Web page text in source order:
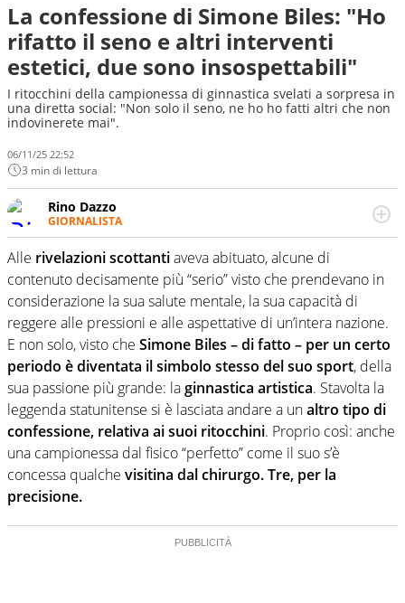
La confessione di Simone Biles: "Ho
rifatto il seno e altri interventi
estetici, due sono insospettabili"
I ritocchini della campionessa di ginnastica svelati a sorpresa in
una diretta social: "Non solo il seno, ne ho ho fatti altri che non
indovinerete mai".
06/11/25 22:52
3 min di lettura
Rino Dazzo
GIORNALISTA
Se mai ci fosse modo di traslare il glossario del calcio in
una nicchia di esperti, lui ne farebbe parte. Non si perde
una svista arbitrale né gli umori social del mondo delle
curve
Alle rivelazioni scottantiaveva abituato, alcune di
contenuto decisamente più “serio” visto che prendevano in
considerazione la sua salute mentale, la sua capacità di
reggere alle pressioni e alle aspettative di un’intera nazione.
E non solo, visto che Simone Biles – di fatto – per un certo
periodo è diventata il simbolo stesso del suo sport, della
sua passione più grande: laginnastica artistica. Stavolta la
leggenda statunitense si è lasciata andare a unaltro tipo di
confessione, relativa ai suoi ritocchini. Proprio così: anche
una campionessa dal fisico “perfetto” come il suo s’è
concessa qualche visitina dal chirurgo. Tre, per la
precisione.